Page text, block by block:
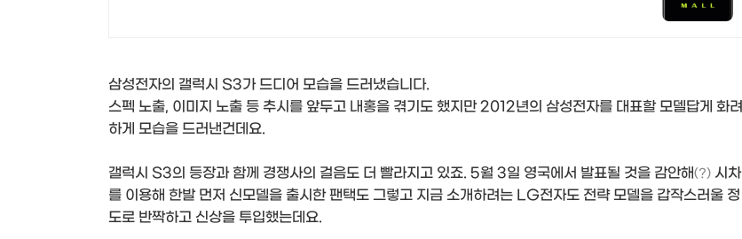
삼성전자의 갤럭시 S3가 드디어 모습을 드러냈습니다.
스펙 노출, 이미지 노출 등 추시를 앞두고 내홍을 겪기도 했지만 2012년의 삼성전자를 대표할 모델답게 화려
하게 모습을 드러낸건데요.
갤럭시 S3의 등장과 함께 경쟁사의 걸음도 더 빨라지고 있죠. 5월 3일 영국에서 발표될 것을 감안해(?) 시차
를 이용해 한발 먼저 신모델을 출시한 팬택도 그렇고 지금 소개하려는 LG전자도 전략 모델을 갑작스러울 정
도로 반짝하고 신상을 투입했는데요.